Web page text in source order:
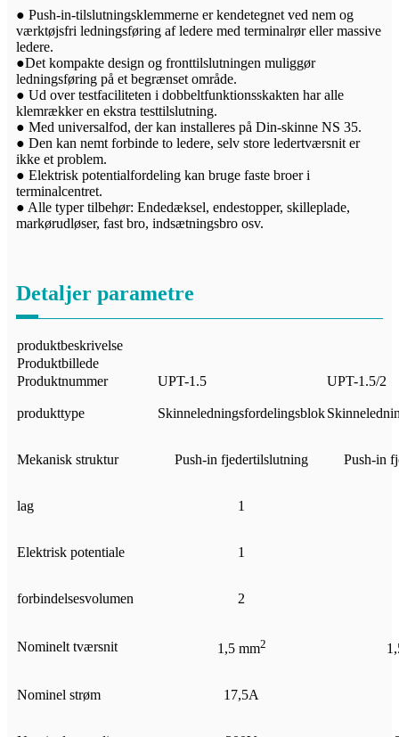
● Push-in-tilslutningsklemmerne er kendetegnet ved nem og
værktøjsfri ledningsføring af ledere med terminalrør eller massive
ledere.
●Det kompakte design og fronttilslutningen muliggør
ledningsføring på et begrænset område.
● Ud over testfaciliteten i dobbeltfunktionsskakten har alle
klemrækker en ekstra testtilslutning.
● Med universalfod, der kan installeres på Din-skinne NS 35.
● Den kan nemt forbinde to ledere, selv store ledertværsnit er
ikke et problem.
● Elektrisk potentialfordeling kan bruge faste broer i
terminalcentret.
● Alle typer tilbehør: Endedæksel, endestopper, skilleplade,
markørudløser, fast bro, indsætningsbro osv.
Detaljer parametre
produktbeskrivelse
Produktbillede
Produktnummer
UPT-1.5 UPT-1.5/2
produkttype Skinneledningsfordelingsblok
Mekanisk struktur Push-in fjedertilslutning Push-in
lag 1
Elektrisk potentiale 1
forbindelsesvolumen 2
Nominelt tværsnit 1,5 mm2
Nominel strøm 17,5A